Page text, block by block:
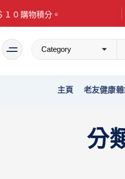
０購物積分。
主頁 老友健康
分